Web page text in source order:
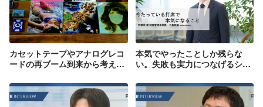
カセットテープやアナログレコ
ードの再ブーム到来から考え
本気でやったことしか残らな
い。失敗も実力につなげるシン